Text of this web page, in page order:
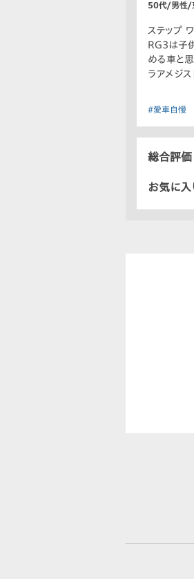
50代/男性/
ステップ
RG3は子
める車と
ラアメジス
#愛車自慢
総合評価
お気に入